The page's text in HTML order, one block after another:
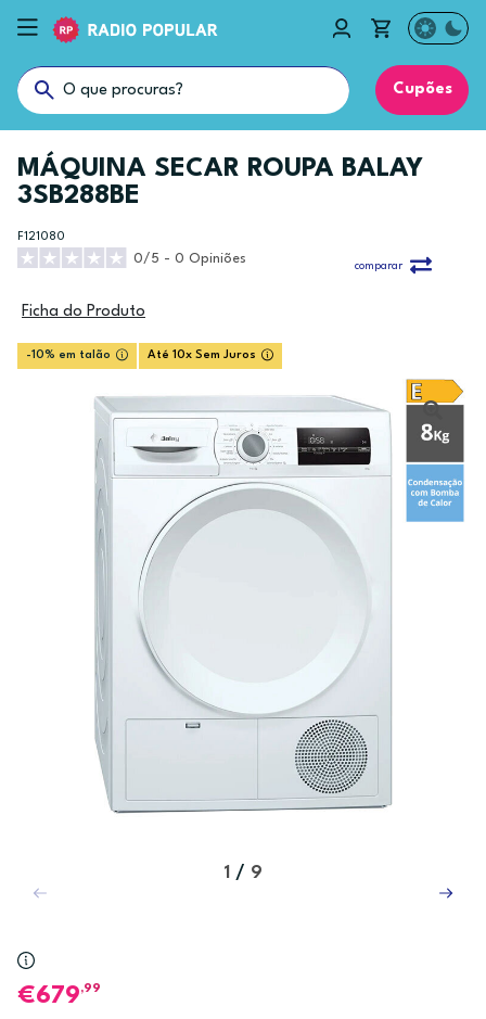
Cupões
MÁQUINA SECAR ROUPA BALAY
3SB288BE
F121080
0/5 - 0 Opiniões
comparar
Ficha do Produto
-10% em talão Até 10x Sem Juros
1 / 9
679,99